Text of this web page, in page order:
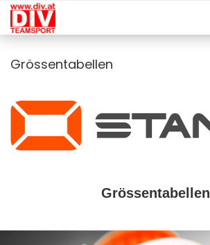
Grössentabellen
Grössentabellen